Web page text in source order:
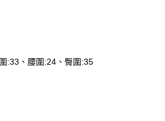
:33、腰圍:24、臀圍:35